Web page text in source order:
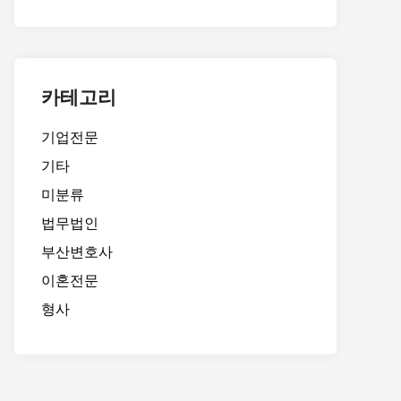
카테고리
기업전문
기타
미분류
법무법인
부산변호사
이혼전문
형사